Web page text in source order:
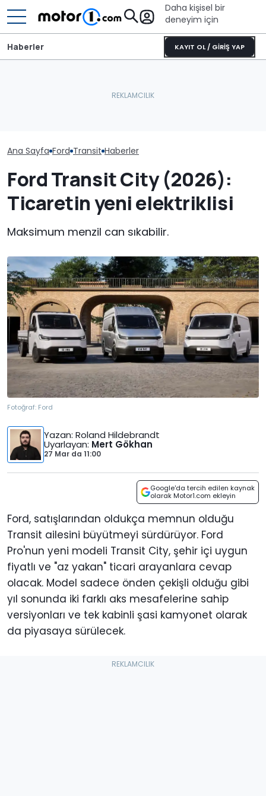
Daha kişisel bir
deneyim için
KAYIT OL / GİRİŞ YAP
Haberler
Ana Sayfa Ford Transit Haberler
Ford Transit City (2026):
Ticaretin yeni elektriklisi
Maksimum menzil can sıkabilir.
Fotoğraf: Ford
Yazan: Roland Hildebrandt
Uyarlayan: Mert Gökhan
27 Mar da 11:00
Google'da tercih edilen kaynak
olarak Motor1.com ekleyin
Ford, satışlarından oldukça memnun olduğu
Transit ailesini büyütmeyi sürdürüyor. Ford
Pro'nun yeni modeli Transit City, şehir içi uygun
fiyatlı ve "az yakan" ticari arayanlara cevap
olacak. Model sadece önden çekişli olduğu gibi
yıl sonunda iki farklı aks mesafelerine sahip
versiyonları ve tek kabinli şasi kamyonet olarak
da piyasaya sürülecek.